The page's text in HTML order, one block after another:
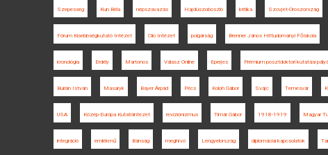
Szepesség Kun Béla népszavazás Hajdúszoboszló kritika Szovjet-Oroszország
Fórum Kisebbségkutató Intézet Clio Intézet polgárság Brenner János Hittudományi Főiskola
kronológia Erdély Martonos Válasz Online Eperjes Prémium posztdoktori kutatási
Burián István Masaryk Bayer Árpád Pécs Koloh Gábor Svájc Temesvár
USA Közép-Európa Kutatóintézet revizionizmus Timár Gábor 1918-1919 Magyar
integráció emlékmű Bánság meghívó Lengyelország diplomáciai kapcsolatok